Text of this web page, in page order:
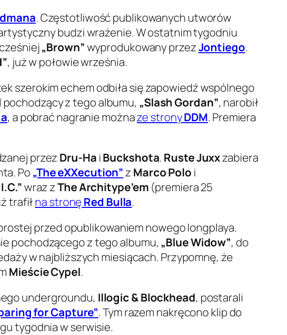
. Częstotliwość publikowanych utworów
budzi wrażenie. W ostatnim tygodniu
„Brown”wyprodukowany przezJontiego.
, już w połowie września.
szerokim echem odbiła się zapowiedź wspólnego
pochodzący z tego albumu, „Slash Gordan”, narobił
, a pobrać nagranie możnaze stronyDDM. Premiera
przez Dru-Ha i Buckshota. Ruste Juxxzabiera
Po „The eXXecution”z Marco Polo i
wraz zThe Architype’em (premiera 25
trafiłna stronę Red Bulla.
przed opublikowaniem nowego longplaya.
pochodzącego z tego albumu, „Blue Widow”, do
w najbliższych miesiącach. Przypomnę, że
Mieście Cypel.
undergroundu, Illogic & Blockhead, postarali
for Capture”. Tym razem nakręcono klip do
tygodnia w serwisie.